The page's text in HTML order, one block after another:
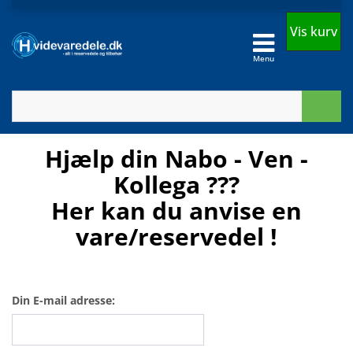
Menu
Vis kurv
Hjælp din Nabo - Ven -
Kollega ???
Her kan du anvise en
vare/reservedel !
Din E-mail adresse: